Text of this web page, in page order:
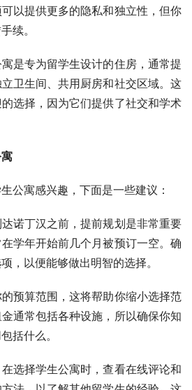
以提供更多的隐私和独立性，但你
续。
寓是专为留学生设计的住房，通常提
卫生间、共用厨房和社交区域。这
选择，因为它们提供了社交和学术
公寓感兴趣，下面是一些建议：
达诺丁汉之前，提前规划是非常重要
学年开始前几个月被预订一空。确
，以便能够做出明智的选择。
的预算范围，这将帮助你缩小选择范
通常包括各种设施，所以确保你知
括什么。
选择学生公寓时，查看在线评论和